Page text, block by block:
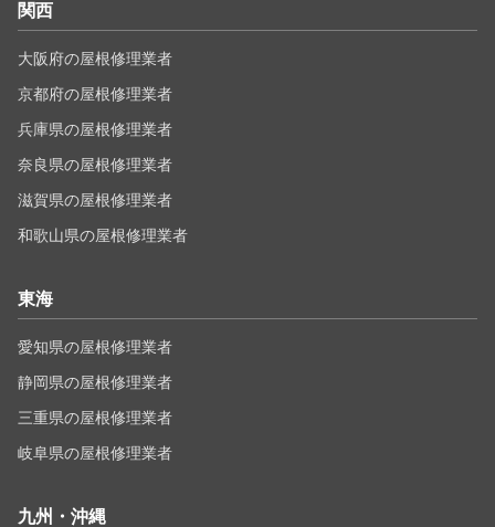
関西
大阪府の屋根修理業者
京都府の屋根修理業者
兵庫県の屋根修理業者
奈良県の屋根修理業者
滋賀県の屋根修理業者
和歌山県の屋根修理業者
東海
愛知県の屋根修理業者
静岡県の屋根修理業者
三重県の屋根修理業者
岐阜県の屋根修理業者
九州・沖縄